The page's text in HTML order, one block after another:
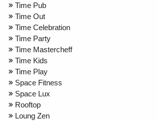
Time Pub
Time Out
Time Celebration
Time Party
Time Mastercheff
Time Kids
Time Play
Space Fitness
Space Lux
Rooftop
Loung Zen